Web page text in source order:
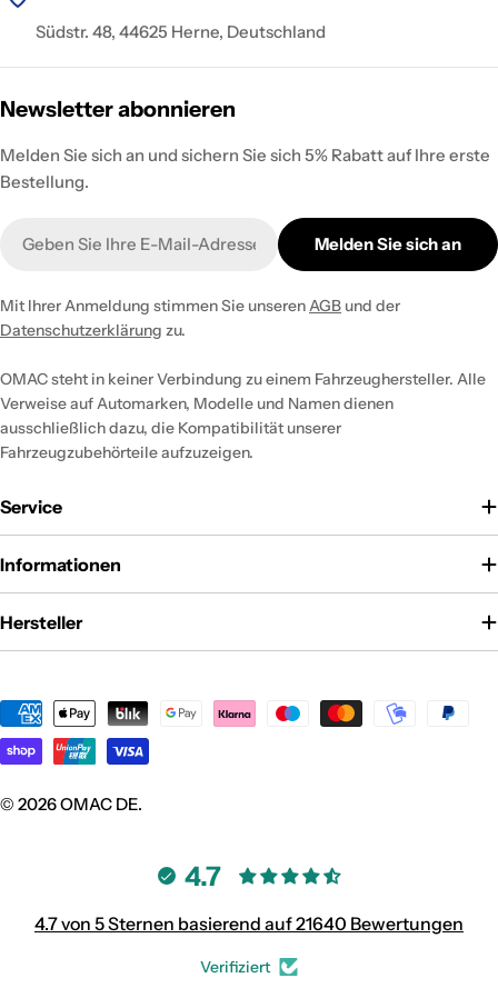
Südstr. 48, 44625 Herne, Deutschland
Newsletter abonnieren
Melden Sie sich an und sichern Sie sich 5% Rabatt auf Ihre erste
Bestellung.
Mail
Melden Sie sich an
Mit Ihrer Anmeldung stimmen Sie unserenAGB und der
Datenschutzerklärung zu.
OMAC steht in keiner Verbindung zu einem Fahrzeughersteller. Alle
Verweise auf Automarken, Modelle und Namen dienen
ausschließlich dazu, die Kompatibilität unserer
Fahrzeugzubehörteile aufzuzeigen.
Service
Informationen
Hersteller
Zahlungsmethoden
© 2026OMAC DE.
4.7
4.7 von 5 Sternen basierend auf 21640 Bewertungen
Verifiziert